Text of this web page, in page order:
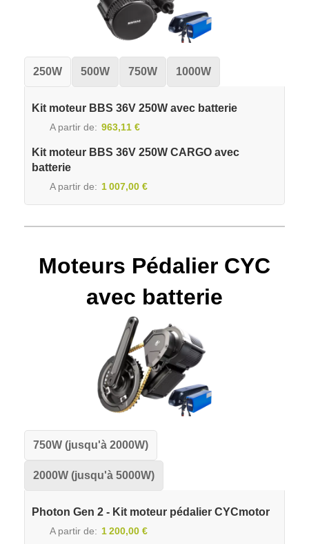
250W 500W 750W 1000W
Kit moteur BBS 36V 250W avec batterie
A partir de 963,11 €
Kit moteur BBS 36V 250W CARGO avec
batterie
A partir de 1 007,00 €
Moteurs Pédalier CYC
avec batterie
750W (jusqu'à 2000W)
2000W (jusqu'à 5000W)
Photon Gen 2 - Kit moteur pédalier CYCmotor
A partir de 1 200,00 €